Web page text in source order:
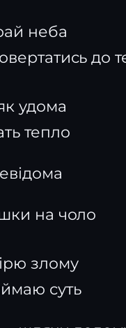
неба
до
удома
тепло
на чоло
злому
суть